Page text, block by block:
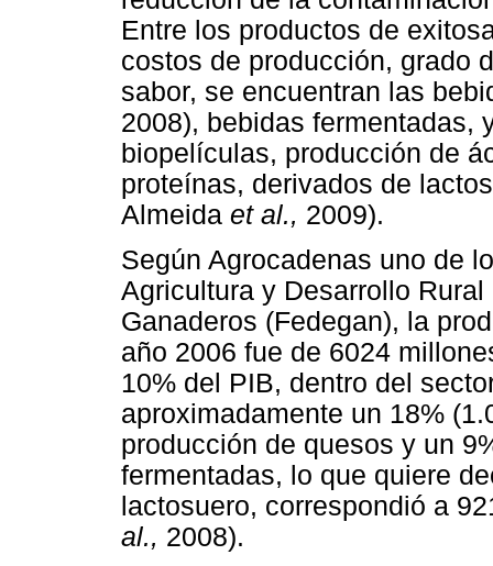
Entre los productos de
costos de producción, grado
sabor, se encuentran las
2008), bebidas fermentadas,
biopelículas, producción de
proteínas, derivados de
Almeida et al., 2009).
Según Agrocadenas uno de
Agricultura y Desarrollo
Ganaderos (Fedegan), la
año 2006 fue de 6024
10% del PIB, dentro del
aproximadamente un 18%
producción de quesos y un
fermentadas, lo que quiere
lactosuero, correspondió a
al., 2008).